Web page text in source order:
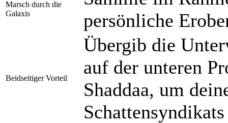
Marsch durch die
Galaxis
persönliche
Beidseitiger Vorteil
Übergib die
auf der unteren
Shaddaa, um